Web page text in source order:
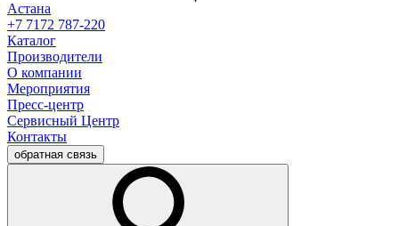
Астана
+7 7172 787-220
Каталог
Производители
О компании
Мероприятия
Пресс-центр
Сервисный Центр
Контакты
обратная связь